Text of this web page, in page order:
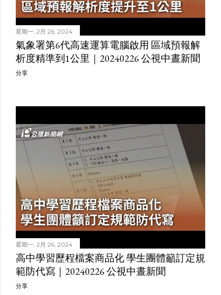
星期一, 2月 26, 2024
氣象署第6代高速運算電腦啟用 區域預報解
析度精準到1公里｜20240226 公視中晝新聞
分享
星期一, 2月 26, 2024
高中學習歷程檔案商品化 學生團體籲訂定規
範防代寫｜20240226 公視中晝新聞
分享